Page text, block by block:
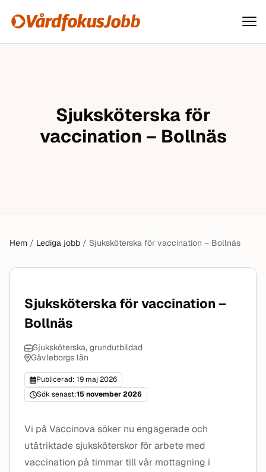
Hoppa till innehåll
Vårdfokusjobb
Sjuksköterska för
vaccination – Bollnäs
Hem / Lediga jobb / Sjuksköterska för vaccination – Bollnäs
Sjuksköterska för vaccination –
Bollnäs
Sjuksköterska, grundutbildad
Gävleborgs län
Publicerad: 19 maj 2026
Sök senast:15 november 2026
Vi på Vaccinova söker nu engagerade och
utåtriktade sjuksköterskor för arbete med
vaccination på timmar till vår mottagning i